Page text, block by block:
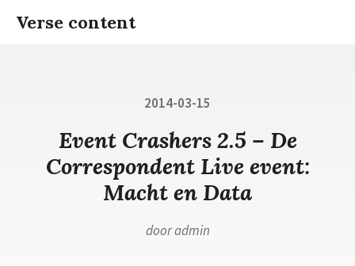
naarVerse content
Gepubliceerd
2014-03-15
Event Crashers 2.5 – De
Correspondent Live event:
Macht en Data
dooradmin